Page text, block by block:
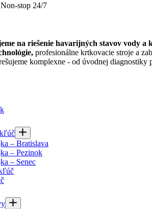
Non-stop 24/7
na riešenie havarijných stavov vody a
profesionálne krtkovacie stroje a
komplexne - od úvodnej
– Bratislava
– Pezinok
– Senec